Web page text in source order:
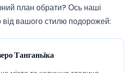
план обрати? Ось наші
від вашого стилю подорожей:
Танганьїка